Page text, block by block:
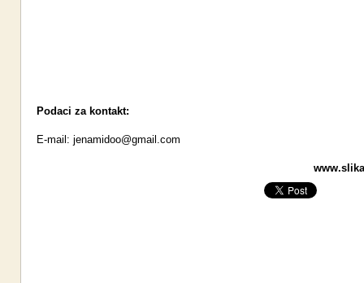
Podaci za kontakt:
E-mail: jenamidoo@gmail.com